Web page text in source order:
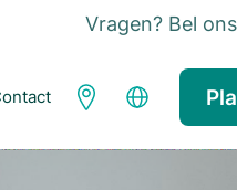
Vragen? Bel